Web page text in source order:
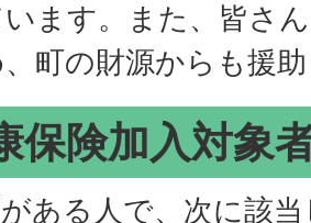
ます。また、皆さ
、町の財源からも援
保険加入対象
ある人で、次に該